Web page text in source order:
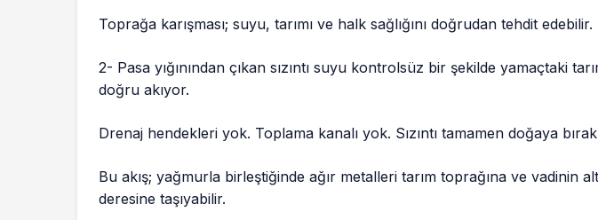
Toprağa karışması; suyu, tarımı ve halk sağlığını doğrudan tehdit edebilir.
2- Pasa yığınından çıkan sızıntı suyu kontrolsüz bir şekilde yamaçtaki
doğru akıyor.
Drenaj hendekleri yok. Toplama kanalı yok. Sızıntı tamamen doğaya
Bu akış; yağmurla birleştiğinde ağır metalleri tarım toprağına ve vadinin
deresine taşıyabilir.